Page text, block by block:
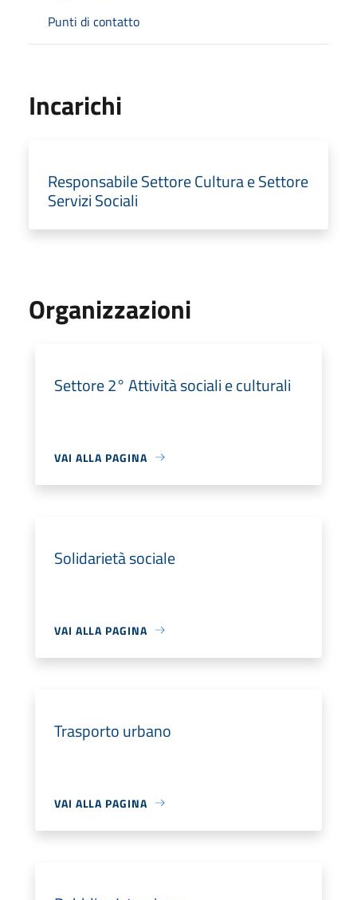
Punti di contatto
Incarichi
Responsabile Settore Cultura e Settore
Servizi Sociali
Organizzazioni
Settore 2° Attività sociali e culturali
VAI ALLA PAGINA
Solidarietà sociale
VAI ALLA PAGINA
Trasporto urbano
VAI ALLA PAGINA